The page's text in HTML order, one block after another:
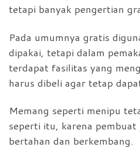
tetapi banyak pengertian
Pada umumnya gratis
dipakai, tetapi dalam
terdapat fasilitas yang
harus dibeli agar tetap
Memang seperti menipu
seperti itu, karena
bertahan dan berkembang.